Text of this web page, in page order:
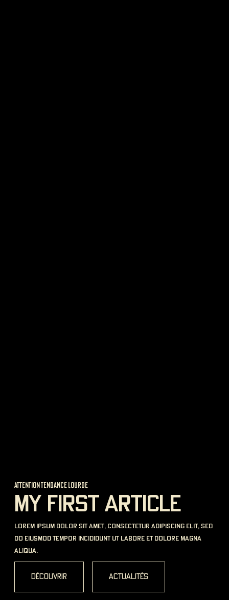
adipiscing elit, sed
et dolore magna
new shop
GIESSEN
découvrir